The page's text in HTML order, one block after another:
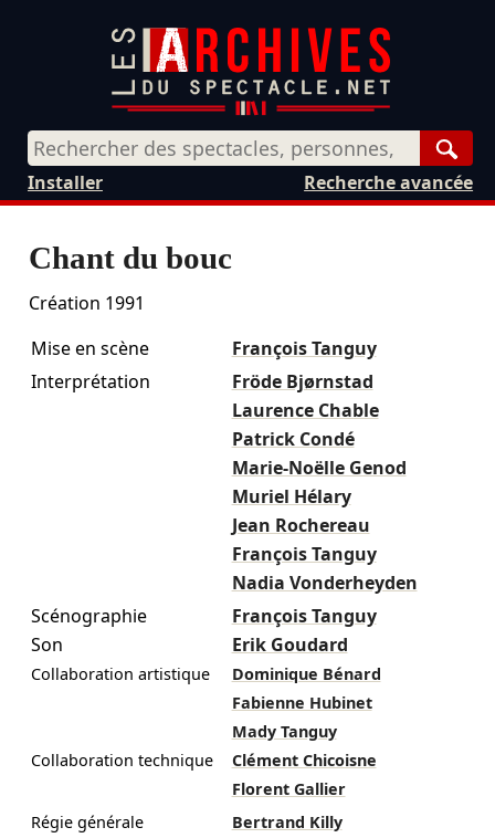
Recherche avancée
Installer
Chant du bouc
Création 1991
Mise en scène
François Tanguy
Interprétation
Fröde Bjørnstad
Laurence Chable
Patrick Condé
Marie-Noëlle Genod
Muriel Hélary
Jean Rochereau
François Tanguy
Nadia Vonderheyden
Scénographie
François Tanguy
Son
Erik Goudard
Collaboration artistique
Dominique Bénard
Fabienne Hubinet
Mady Tanguy
Collaboration technique
Clément Chicoisne
Florent Gallier
Régie générale
Bertrand Killy